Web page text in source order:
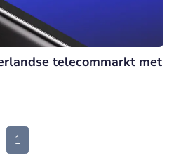
telecommarkt met
1